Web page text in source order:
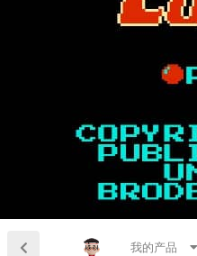
我的产品